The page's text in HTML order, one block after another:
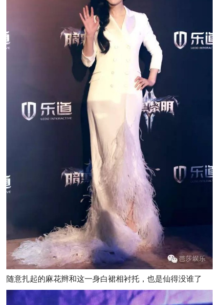
随意扎起的麻花辫和这一身白裙相衬托，也是仙得没谁了